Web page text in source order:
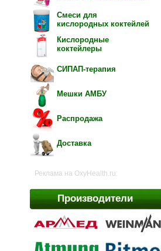
Смеси для
кислородных коктейлей
Кислородные
коктейлеры
СИПАП-терапия
Мешки АМБУ
Распродажа
Доставка
Реклама на OxyHealth.ru:
Производители